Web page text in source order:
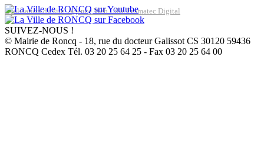
Réalisation du site: Agence Web Lille Promatec Digital
SUIVEZ-NOUS !
© Mairie de Roncq - 18, rue du docteur Galissot CS 30120 59436
RONCQ Cedex Tél. 03 20 25 64 25 - Fax 03 20 25 64 00